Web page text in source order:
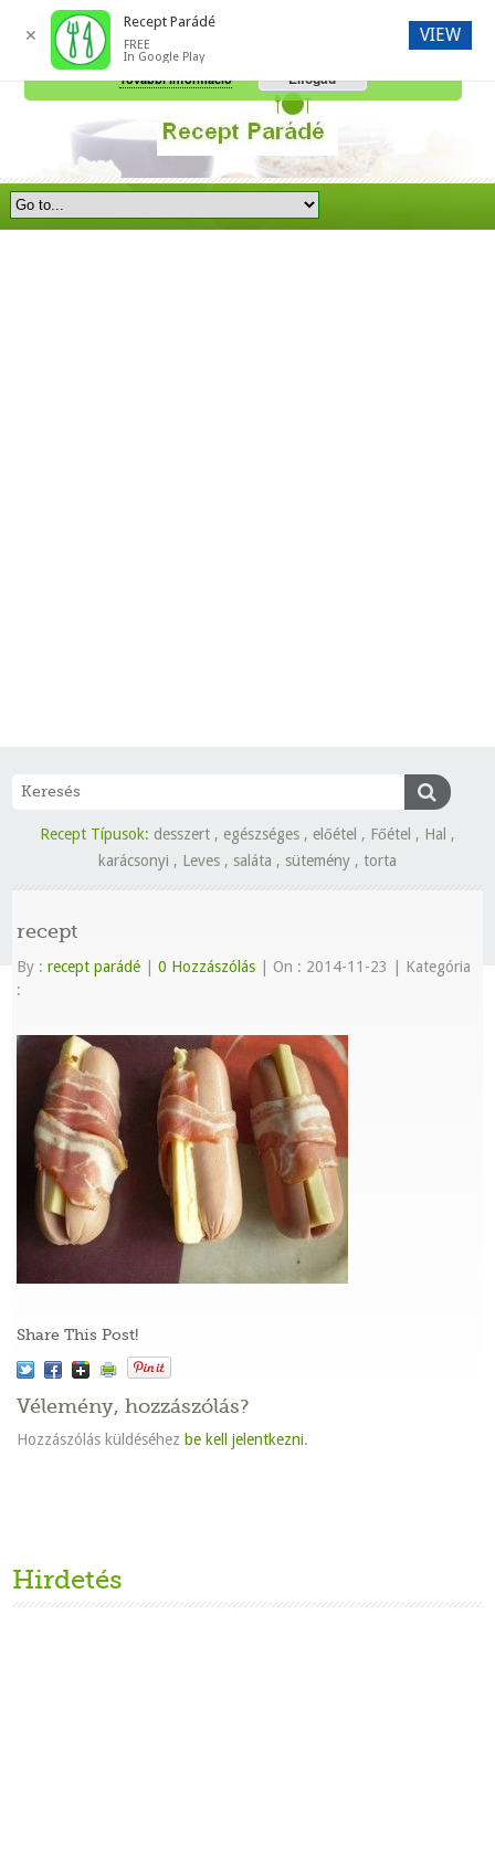
Recept Típusok: desszert , egészséges , előétel , Főétel , Hal ,
karácsonyi , Leves , saláta , sütemény , torta
recept
By :recept parádé 0 Hozzászólás On : 2014-11-23
Kategória
:
Share This Post!
Vélemény, hozzászólás?
Hozzászólás küldéséhez be kell jelentkezni.
Hirdetés
A honlap további használatához a sütik használatát el kell fogadni.
További információ
Elfogad
✕
Recept Parádé
FREE
In Google Play
VIEW